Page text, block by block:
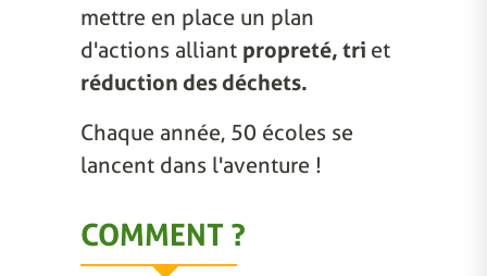
mettre en place un plan
d'actions alliant propreté, tri et
réduction des déchets.
Chaque année, 50 écoles se
lancent dans l'aventure !
COMMENT ?